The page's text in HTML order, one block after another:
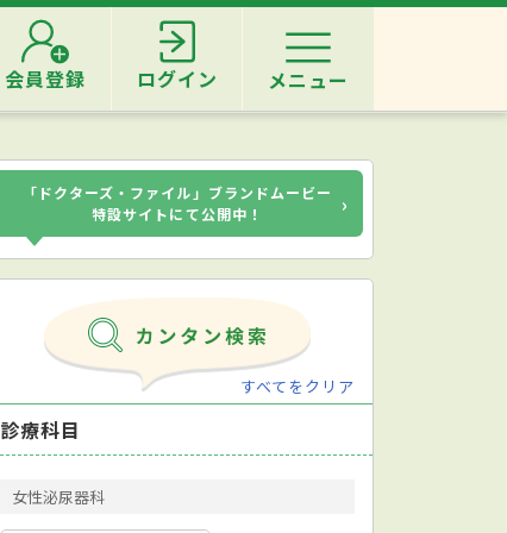
会員登録 ログイン メニュー
「ドクターズ・ファイル」ブランドムービー
特設サイトにて公開中！
›
すべてをクリア
診療科目
女性泌尿器科